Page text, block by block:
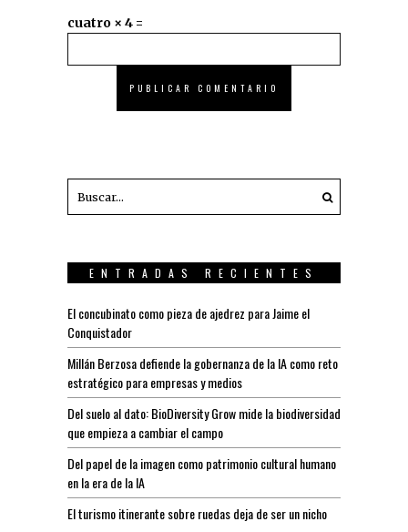
cuatro × 4 =
ENTRADAS RECIENTES
El concubinato como pieza de ajedrez para Jaime el
Conquistador
Millán Berzosa defiende la gobernanza de la IA como reto
estratégico para empresas y medios
Del suelo al dato: BioDiversity Grow mide la biodiversidad
que empieza a cambiar el campo
Del papel de la imagen como patrimonio cultural humano
en la era de la IA
El turismo itinerante sobre ruedas deja de ser un nicho